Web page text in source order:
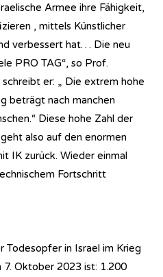
Armee ihre Fähigkeit,
, mittels Künstlicher
verbessert hat… Die neu
PRO TAG“, so Prof.
er: „ Die extrem hohe
beträgt nach manchen
Diese hohe Zahl der
also auf den enormen
IK zurück. Wieder einmal
Fortschritt
Todesopfer in Israel im Krieg
Oktober 2023 ist: 1.200